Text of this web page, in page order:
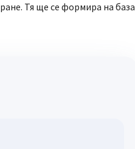
Тя ще се формира на база